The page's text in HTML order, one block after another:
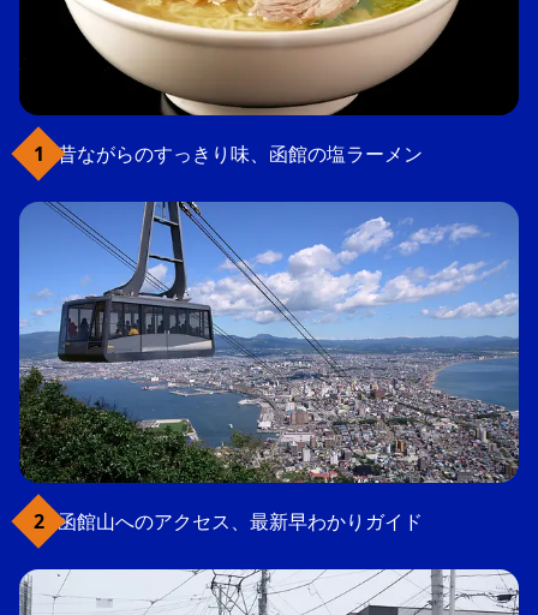
昔ながらのすっきり味、函館の塩ラーメン
函館山へのアクセス、最新早わかりガイド